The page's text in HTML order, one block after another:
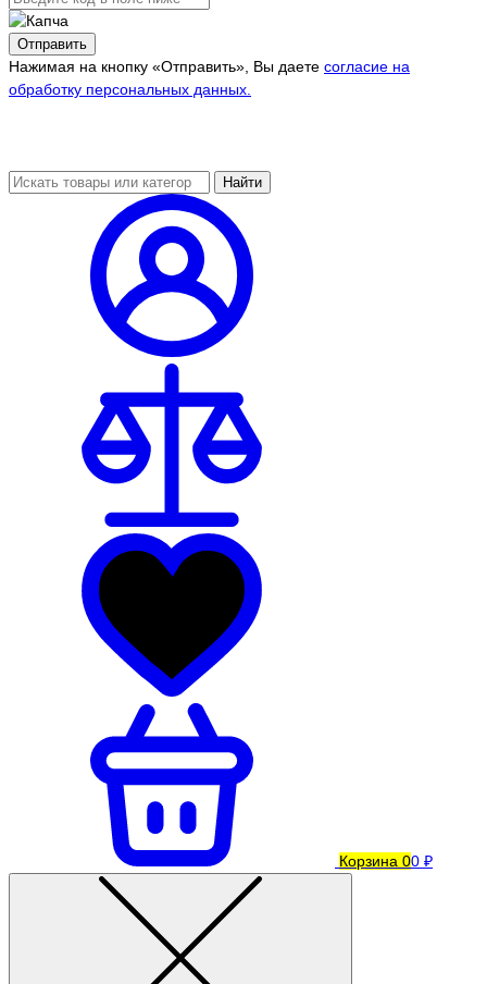
Отправить
Нажимая на кнопку «Отправить», Вы даете согласие на
обработку персональных данных.
Найти
Корзина 00 ₽